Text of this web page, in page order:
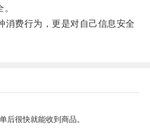
费行为，更是对自己信息安全
后很快就能收到商品。